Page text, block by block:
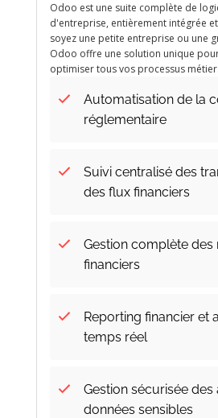
Odoo est une suite complète de
d'entreprise, entièrement intégrée
soyez une petite entreprise ou une
Odoo offre une solution unique
optimiser tous vos processus métier.
Automatisation de la
réglementaire
Suivi centralisé des
des flux financiers
Gestion complète des
financiers
Reporting financier et
temps réel
Gestion sécurisée des
données sensibles